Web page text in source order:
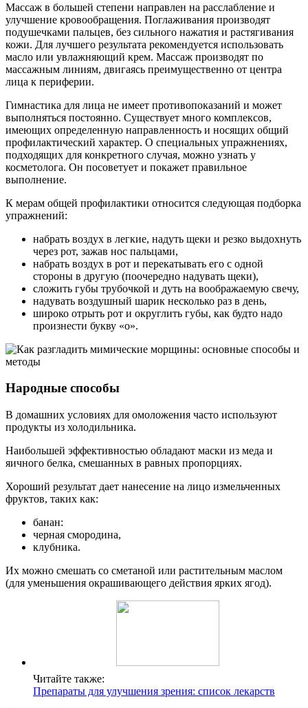
Массаж в большей степени направлен на расслабление и
улучшение кровообращения. Поглаживания производят
подушечками пальцев, без сильного нажатия и растягивания
кожи. Для лучшего результата рекомендуется использовать
масло или увлажняющий крем. Массаж производят по
массажным линиям, двигаясь преимущественно от центра
лица к периферии.
Гимнастика для лица не имеет противопоказаний и может
выполняться постоянно. Существует много комплексов,
имеющих определенную направленность и носящих общий
профилактический характер. О специальных упражнениях,
подходящих для конкретного случая, можно узнать у
косметолога. Он посоветует и покажет правильное
выполнение.
К мерам общей профилактики относится следующая подборка
упражнений:
набрать воздух в легкие, надуть щеки и резко выдохнуть
через рот, зажав нос пальцами,
набрать воздух в рот и перекатывать его с одной
стороны в другую (поочередно надувать щеки),
сложить губы трубочкой и дуть на воображаемую свечу,
надувать воздушный шарик несколько раз в день,
широко отрыть рот и округлить губы, как будто надо
произнести букву «о».
Народные способы
В домашних условиях для омоложения часто используют
продукты из холодильника.
Наибольшей эффективностью обладают маски из меда и
яичного белка, смешанных в равных пропорциях.
Хороший результат дает нанесение на лицо измельченных
фруктов, таких как:
банан:
черная смородина,
клубника.
Их можно смешать со сметаной или растительным маслом
(для уменьшения окрашивающего действия ярких ягод).
Читайте также:
Препараты для улучшения зрения: список лекарств